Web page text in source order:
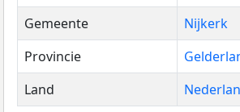
Gemeente
Nijkerk
Provincie
Land